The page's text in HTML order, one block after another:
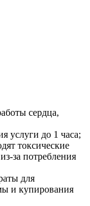
сердца,
услуги до 1 часа;
токсические
за потребления
для
и купирования